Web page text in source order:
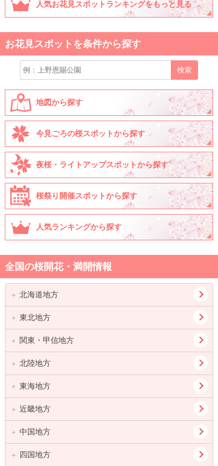
人気お花見スポットランキングをもっと見る
お花見スポットを条件から探す
検索
地図から探す
今見ごろの桜スポットから探す
夜桜・ライトアップスポットから探す
桜祭り開催スポットから探す
人気ランキングから探す
全国の桜開花・満開情報
北海道地方
道北
道央
東北地方
青森県
宮城県
山形県
関東・甲信地方
東京都
埼玉県
茨城県
群馬県
長野県
北陸地方
新潟県
石川県
東海地方
愛知県
静岡県
近畿地方
大阪府
京都府
中国地方
鳥取県四国地方